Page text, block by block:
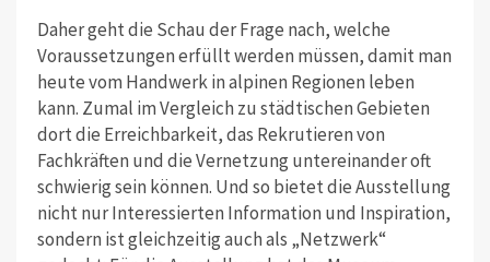
Daher geht die Schau der Frage nach, welche
Voraussetzungen erfüllt werden müssen, damit man
heute vom Handwerk in alpinen Regionen leben
kann. Zumal im Vergleich zu städtischen Gebieten
dort die Erreichbarkeit, das Rekrutieren von
Fachkräften und die Vernetzung untereinander oft
schwierig sein können. Und so bietet die Ausstellung
nicht nur Interessierten Information und Inspiration,
sondern ist gleichzeitig auch als „Netzwerk“